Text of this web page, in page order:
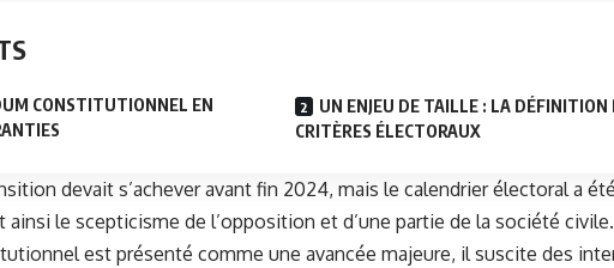
CONSTITUTIONNEL EN
UN ENJEU DE TAILLE : LA DÉFINITION
CRITÈRES ÉLECTORAUX
devait s’achever avant fin 2024, mais le calendrier électoral a
ainsi le scepticisme de l’opposition et d’une partie de la société
est présenté comme une avancée majeure, il suscite des